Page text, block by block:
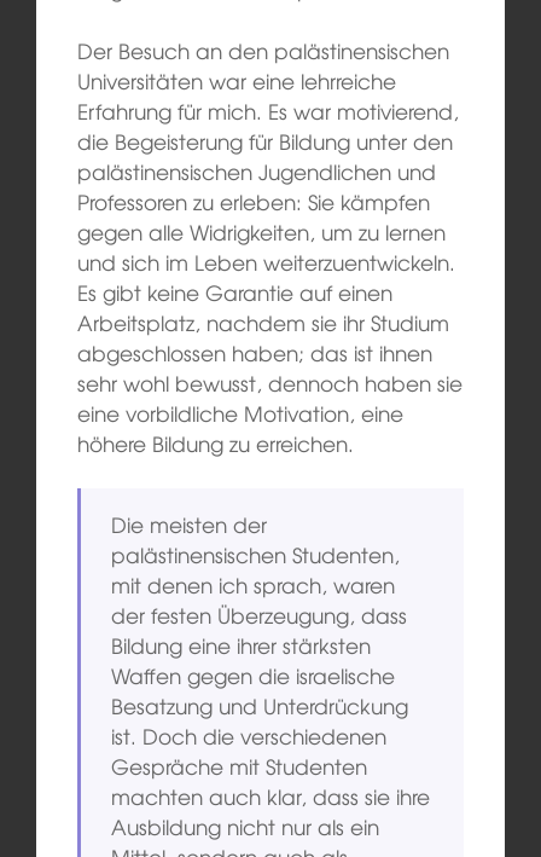
Der Besuch an den palästinensischen
Universitäten war eine lehrreiche
Erfahrung für mich. Es war motivierend,
die Begeisterung für Bildung unter den
palästinensischen Jugendlichen und
Professoren zu erleben: Sie kämpfen
gegen alle Widrigkeiten, um zu lernen
und sich im Leben weiterzuentwickeln.
Es gibt keine Garantie auf einen
Arbeitsplatz, nachdem sie ihr Studium
abgeschlossen haben; das ist ihnen
sehr wohl bewusst, dennoch haben sie
eine vorbildliche Motivation, eine
höhere Bildung zu erreichen.
Die meisten der
palästinensischen Studenten,
mit denen ich sprach, waren
der festen Überzeugung, dass
Bildung eine ihrer stärksten
Waffen gegen die israelische
Besatzung und Unterdrückung
ist. Doch die verschiedenen
Gespräche mit Studenten
machten auch klar, dass sie ihre
Ausbildung nicht nur als ein